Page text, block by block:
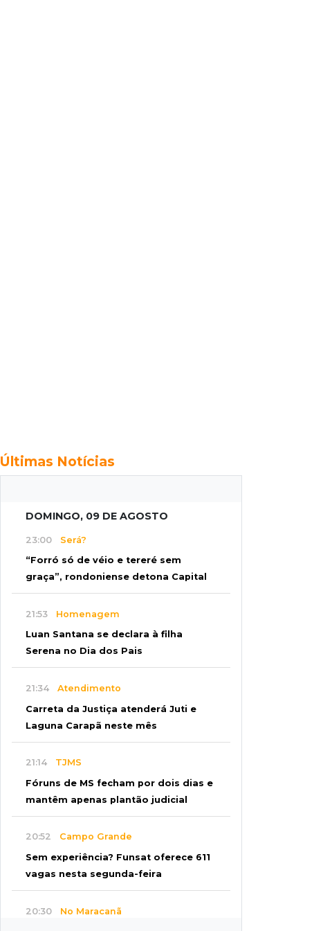
Últimas Notícias
DOMINGO, 09 DE AGOSTO
23:00 Será?
“Forró só de véio e tereré sem
graça”, rondoniense detona Capital
21:53 Homenagem
Luan Santana se declara à filha
Serena no Dia dos Pais
21:34 Atendimento
Carreta da Justiça atenderá Juti e
Laguna Carapã neste mês
21:14 TJMS
Fóruns de MS fecham por dois dias e
mantêm apenas plantão judicial
20:52 Campo Grande
Sem experiência? Funsat oferece 611
vagas nesta segunda-feira
20:30 No Maracanã